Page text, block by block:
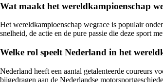
Wat maakt het wereldkampioenschap
Het wereldkampioenschap wegrace is populair
snelheid, de actie en de pure passie die deze sport
Welke rol speelt Nederland in het
Nederland heeft een aantal getalenteerde coureurs
bijgedragen aan de Nederlandse